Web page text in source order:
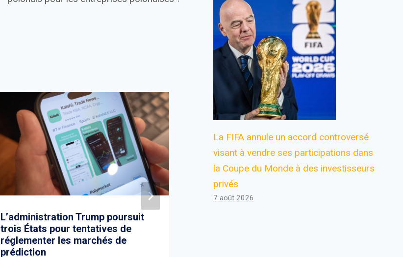
L’administration Trump poursuit
trois États pour tentatives de
réglementer les marchés de
prédiction
La FIFA annule un accord controversé
visant à vendre ses participations dans
la Coupe du Monde à des investisseurs
privés
7 août 2026